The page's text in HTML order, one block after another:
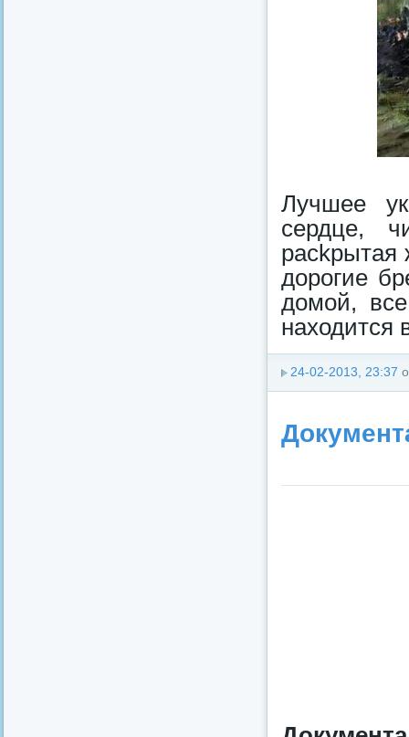
Лучшее
сердце,
раckрытая
дорогие
домой,
находится
24-02-2013, 23:37